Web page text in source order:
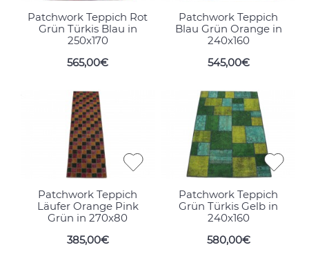
Patchwork Teppich Rot
Grün Türkis Blau in
250x170
565,00€
Patchwork Teppich
Blau Grün Orange in
240x160
545,00€
Patchwork Teppich
Läufer Orange Pink
Grün in 270x80
385,00€
Patchwork Teppich
Grün Türkis Gelb in
240x160
580,00€